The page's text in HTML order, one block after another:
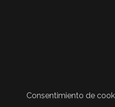
Consentimiento de